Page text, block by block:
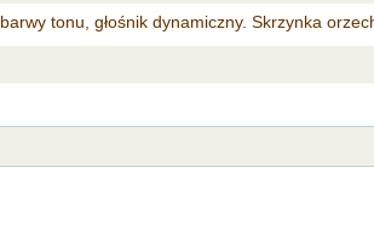
tonu, głośnik dynamiczny. Skrzynka